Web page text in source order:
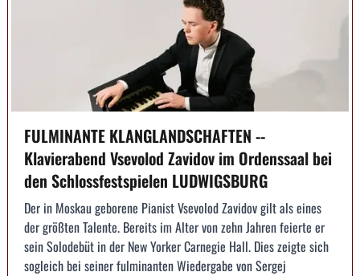
FULMINANTE KLANGLANDSCHAFTEN --
Klavierabend Vsevolod Zavidov im Ordenssaal bei
den Schlossfestspielen LUDWIGSBURG
Der in Moskau geborene Pianist Vsevolod Zavidov gilt als eines
der größten Talente. Bereits im Alter von zehn Jahren feierte er
sein Solodebüt in der New Yorker Carnegie Hall. Dies zeigte sich
sogleich bei seiner fulminanten Wiedergabe von Sergej